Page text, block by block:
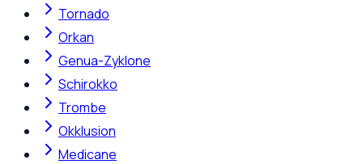
Tornado
Orkan
Genua-Zyklone
Schirokko
Trombe
Okklusion
Medicane